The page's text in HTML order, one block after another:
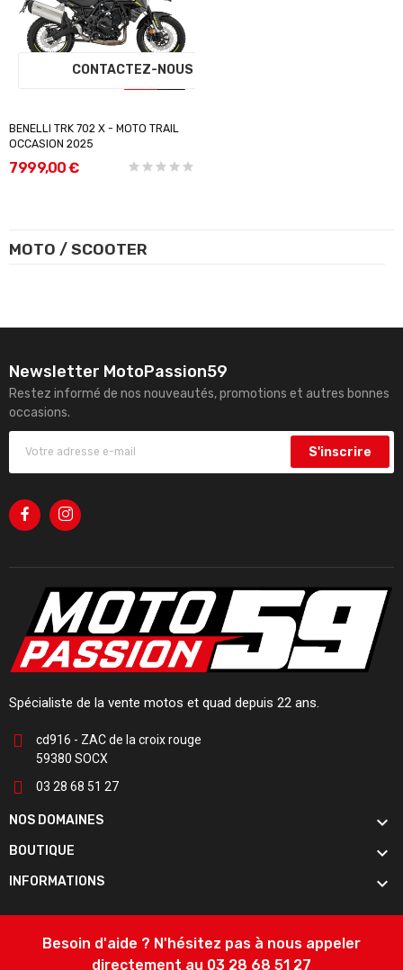
MOTO / SCOOTER
CONTACTEZ-NOUS
BENELLI TRK 702 X - MOTO TRAIL
OCCASION 2025
7 999,00 €
Newsletter MotoPassion59
Restez informé de nos nouveautés, promotions et autres bonnes
occasions.
S'inscrire
Spécialiste de la vente motos et quad depuis 22 ans.
cd916 - ZAC de la croix rouge
59380 SOCX
03 28 68 51 27
NOS DOMAINES 
BOUTIQUE 
INFORMATIONS 
Besoin d'aide ? N'hésitez pas à nous appeler
directement au 03 28 68 51 27